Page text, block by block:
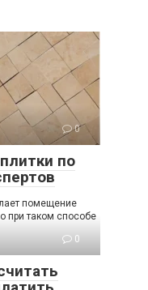
0
по
помещение
при таком способе
0